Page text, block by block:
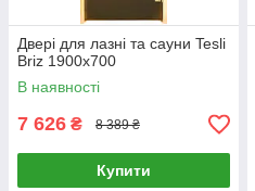
Двері для лазні та сауни Tesli
Briz 1900х700
В наявності
7 626 ₴ 8 389 ₴
Купити